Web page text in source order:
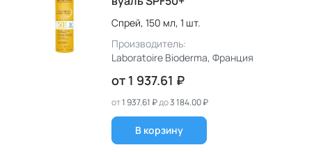
Спрей, 150 мл, 1 шт.
Производитель:
Laboratoire Bioderma, Франция
от 1 937.61 ₽
от1 937.61 ₽до3 184.00 ₽
В корзину